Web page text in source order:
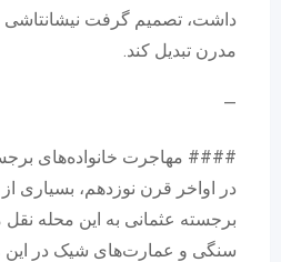
داشت، تصمیم گرفت نیشانتاشی
مدرن تبدیل کند.
—
#### مهاجرت خانواده‌های
در اواخر قرن نوزدهم، بسیاری از
برجسته عثمانی به این محله نقل
سنگی و عمارت‌های شیک در این